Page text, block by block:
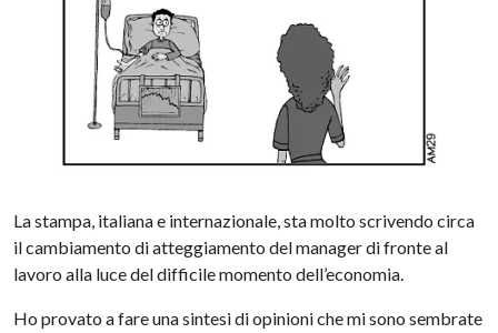
La stampa, italiana e internazionale, sta molto scrivendo circa
il cambiamento di atteggiamento del manager di fronte al
lavoro alla luce del difficile momento dell’economia.
Ho provato a fare una sintesi di opinioni che mi sono sembrate